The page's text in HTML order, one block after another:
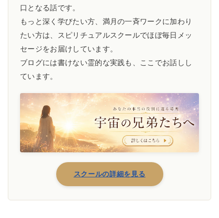
口となる話です。
もっと深く学びたい方、満月の一斉ワークに加わり
たい方は、スピリチュアルスクールでほぼ毎日メッ
セージをお届けしています。
ブログには書けない霊的な実践も、ここでお話しし
ています。
スクールの詳細を見る